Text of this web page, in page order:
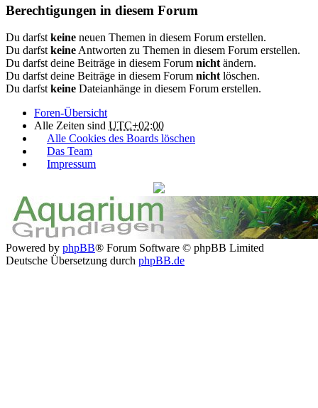
Berechtigungen in diesem Forum
Du darfst keine neuen Themen in diesem Forum erstellen.
Du darfst keine Antworten zu Themen in diesem Forum erstellen.
Du darfst deine Beiträge in diesem Forum nicht ändern.
Du darfst deine Beiträge in diesem Forum nicht löschen.
Du darfst keine Dateianhänge in diesem Forum erstellen.
Foren-Übersicht
Alle Zeiten sind UTC+02:00
Alle Cookies des Boards löschen
Das Team
Impressum
Powered by phpBB® Forum Software © phpBB Limited
Deutsche Übersetzung durch phpBB.de